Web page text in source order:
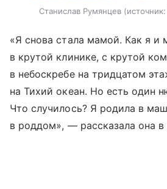
Станислав Румянцев источник:
«Я снова стала мамой. Как я и
в крутой клинике, с крутой
в небоскребе на тридцатом
на Тихий океан. Но есть один
Что случилось? Я родила в
в роддом», — рассказала она в